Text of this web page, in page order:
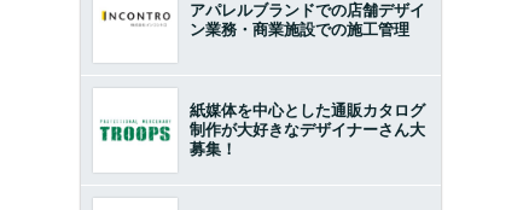
アパレルブランドでの店舗デザイ
ン業務・商業施設での施工管理
紙媒体を中心とした通販カタログ
制作が大好きなデザイナーさん大
募集！